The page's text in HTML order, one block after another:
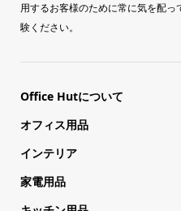
用するお客様のために常に気を配
験ください。
Office Hutについて
オフィス用品
インテリア
家電用品